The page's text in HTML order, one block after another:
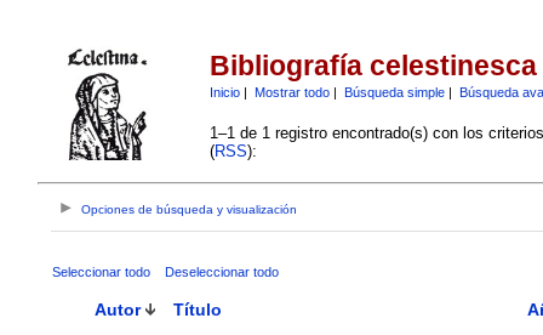
Bibliografía celestinesca
Inicio| Mostrar todo| Búsqueda simple| Búsqueda
1–1 de 1 registro encontrado(s) con los
(RSS):
Opciones de búsqueda y visualización
Seleccionar todo Deseleccionar todo
Autor Título